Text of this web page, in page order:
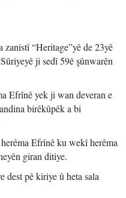
“Heritage”yê de 23yê
ji sedî 59ê şûnwarên
Efrînê yek ji wan deveran e
birêkûpêk a bi
Efrînê ku wekî herêma
giran ditiye.
dest pê kiriye û heta sala